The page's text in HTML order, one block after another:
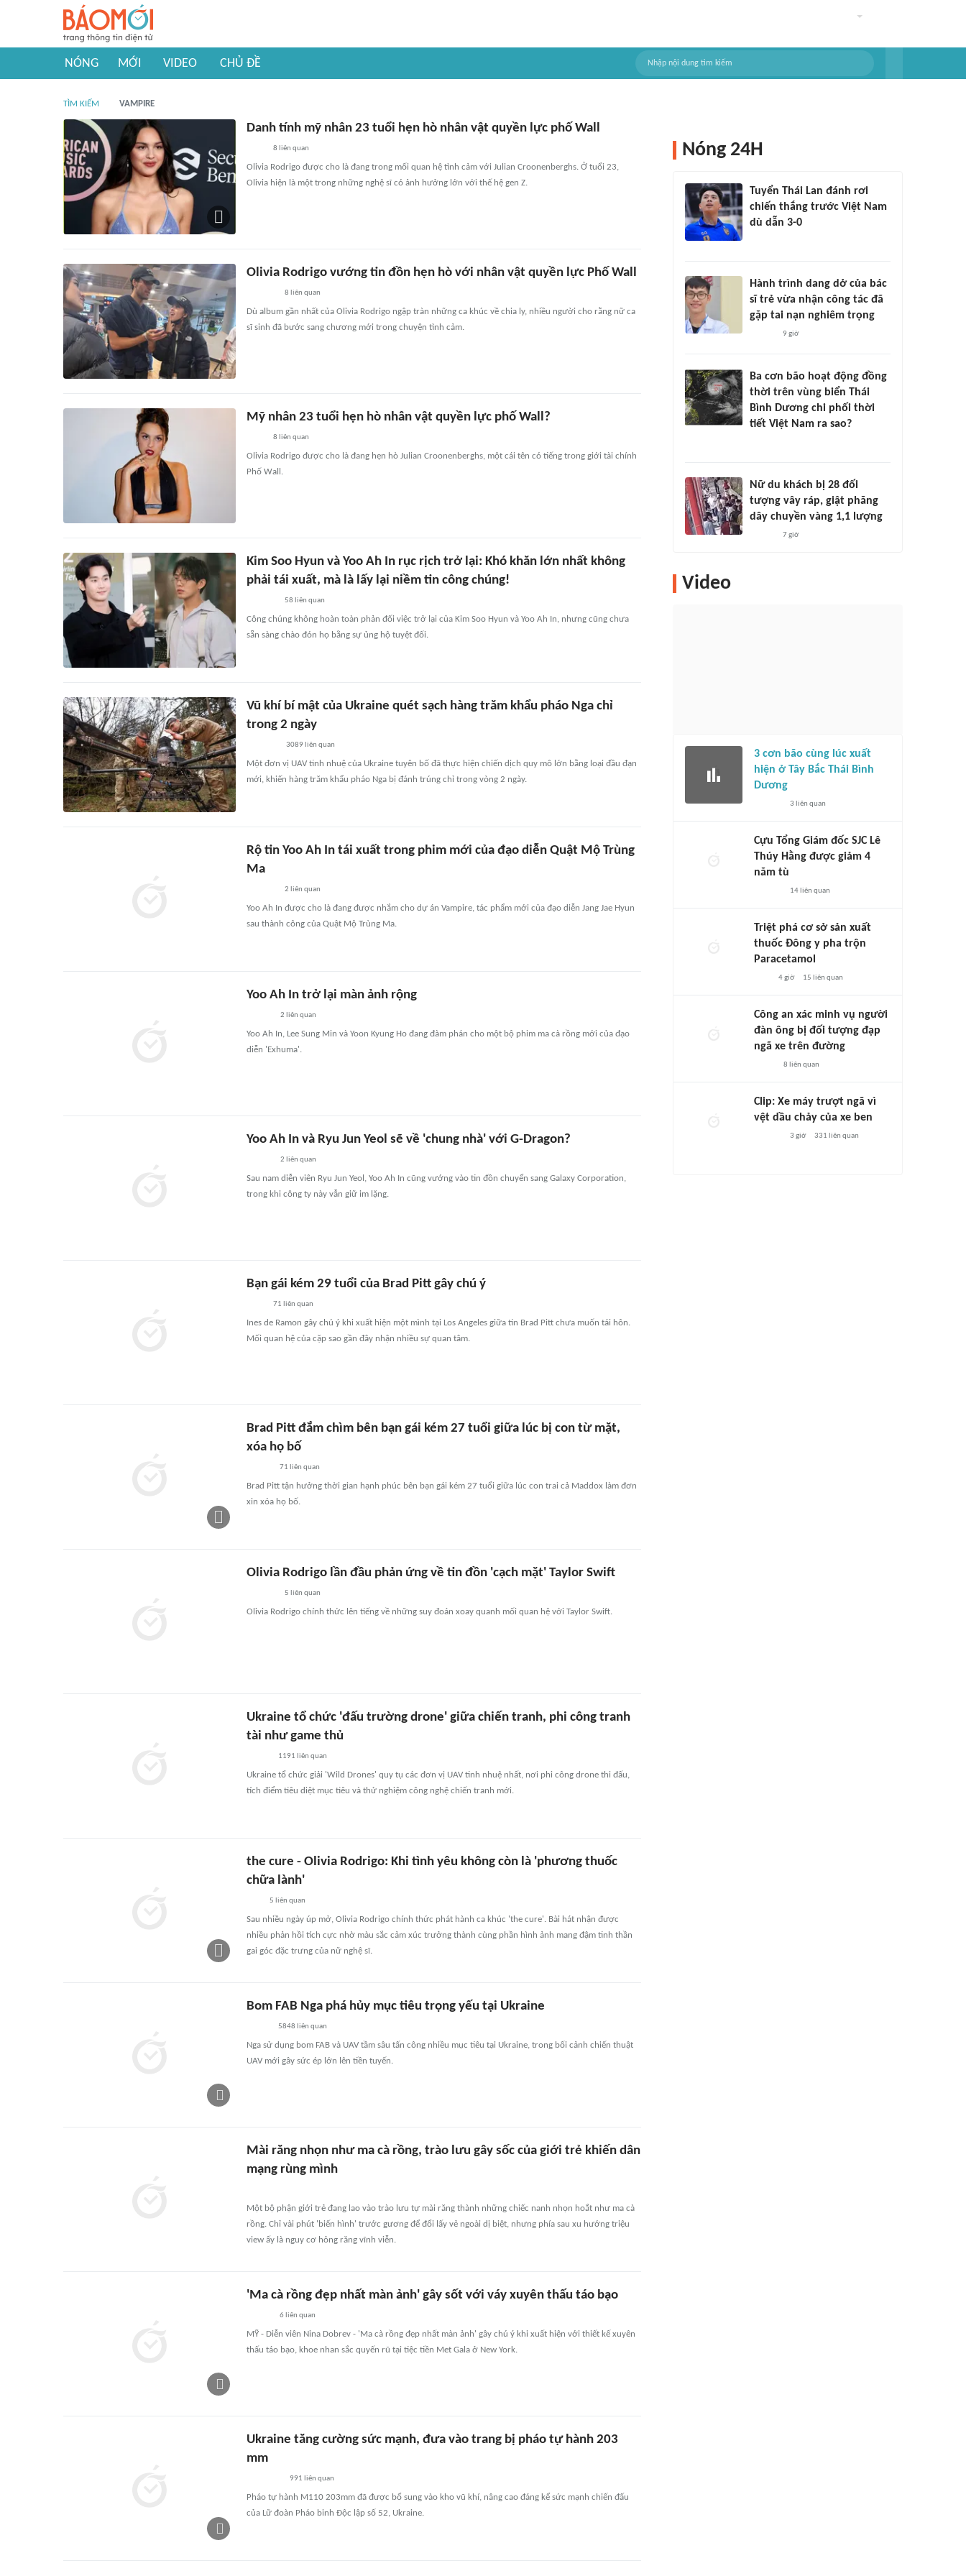
NÓNG MỚI VIDEO CHỦ ĐỀ
TÌM KIẾM VAMPIRE
Danh tính mỹ nhân 23 tuổi hẹn hò nhân vật quyền lực phố Wall
8 liên quan
Olivia Rodrigo được cho là đang trong mối quan hệ tình cảm với Julian Croonenberghs. Ở tuổi 23,
Olivia hiện là một trong những nghệ sĩ có ảnh hưởng lớn với thế hệ gen Z.
Olivia Rodrigo vướng tin đồn hẹn hò với nhân vật quyền lực Phố Wall
8 liên quan
Dù album gần nhất của Olivia Rodrigo ngập tràn những ca khúc về chia ly, nhiều người cho rằng nữ ca
sĩ sinh đã bước sang chương mới trong chuyện tình cảm.
Mỹ nhân 23 tuổi hẹn hò nhân vật quyền lực phố Wall?
8 liên quan
Olivia Rodrigo được cho là đang hẹn hò Julian Croonenberghs, một cái tên có tiếng trong giới tài chính
Phố Wall.
Kim Soo Hyun và Yoo Ah In rục rịch trở lại: Khó khăn lớn nhất không
phải tái xuất, mà là lấy lại niềm tin công chúng!
58 liên quan
Công chúng không hoàn toàn phản đối việc trở lại của Kim Soo Hyun và Yoo Ah In, nhưng cũng chưa
sẵn sàng chào đón họ bằng sự ủng hộ tuyệt đối.
Vũ khí bí mật của Ukraine quét sạch hàng trăm khẩu pháo Nga chỉ
trong 2 ngày
3089 liên quan
Một đơn vị UAV tinh nhuệ của Ukraine tuyên bố đã thực hiện chiến dịch quy mô lớn bằng loại đầu đạn
mới, khiến hàng trăm khẩu pháo Nga bị đánh trúng chỉ trong vòng 2 ngày.
Rộ tin Yoo Ah In tái xuất trong phim mới của đạo diễn Quật Mộ Trùng
Ma
2 liên quan
Yoo Ah In được cho là đang được nhắm cho dự án Vampire, tác phẩm mới của đạo diễn Jang Jae Hyun
sau thành công của Quật Mộ Trùng Ma.
Yoo Ah In trở lại màn ảnh rộng
2 liên quan
Yoo Ah In, Lee Sung Min và Yoon Kyung Ho đang đàm phán cho một bộ phim ma cà rồng mới của đạo
diễn 'Exhuma'.
Yoo Ah In và Ryu Jun Yeol sẽ về 'chung nhà' với G-Dragon?
2 liên quan
Sau nam diễn viên Ryu Jun Yeol, Yoo Ah In cũng vướng vào tin đồn chuyển sang Galaxy Corporation,
trong khi công ty này vẫn giữ im lặng.
Bạn gái kém 29 tuổi của Brad Pitt gây chú ý
71 liên quan
Ines de Ramon gây chú ý khi xuất hiện một mình tại Los Angeles giữa tin Brad Pitt chưa muốn tái hôn.
Mối quan hệ của cặp sao gần đây nhận nhiều sự quan tâm.
Brad Pitt đắm chìm bên bạn gái kém 27 tuổi giữa lúc bị con từ mặt,
xóa họ bố
71 liên quan
Brad Pitt tận hưởng thời gian hạnh phúc bên bạn gái kém 27 tuổi giữa lúc con trai cả Maddox làm đơn
xin xóa họ bố.
Olivia Rodrigo lần đầu phản ứng về tin đồn 'cạch mặt' Taylor Swift
5 liên quan
Olivia Rodrigo chính thức lên tiếng về những suy đoán xoay quanh mối quan hệ với Taylor Swift.
Ukraine tổ chức 'đấu trường drone' giữa chiến tranh, phi công tranh
tài như game thủ
1191 liên quan
Ukraine tổ chức giải 'Wild Drones' quy tụ các đơn vị UAV tinh nhuệ nhất, nơi phi công drone thi đấu,
tích điểm tiêu diệt mục tiêu và thử nghiệm công nghệ chiến tranh mới.
the cure - Olivia Rodrigo: Khi tình yêu không còn là 'phương thuốc
chữa lành'
5 liên quan
Sau nhiều ngày úp mở, Olivia Rodrigo chính thức phát hành ca khúc 'the cure'. Bài hát nhận được
nhiều phản hồi tích cực nhờ màu sắc cảm xúc trưởng thành cùng phần hình ảnh mang đậm tinh thần
gai góc đặc trưng của nữ nghệ sĩ.
Bom FAB Nga phá hủy mục tiêu trọng yếu tại Ukraine
5848 liên quan
Nga sử dụng bom FAB và UAV tầm sâu tấn công nhiều mục tiêu tại Ukraine, trong bối cảnh chiến thuật
UAV mới gây sức ép lớn lên tiền tuyến.
Mài răng nhọn như ma cà rồng, trào lưu gây sốc của giới trẻ khiến dân
mạng rùng mình
Một bộ phận giới trẻ đang lao vào trào lưu tự mài răng thành những chiếc nanh nhọn hoắt như ma cà
rồng. Chỉ vài phút 'biến hình' trước gương để đổi lấy vẻ ngoài dị biệt, nhưng phía sau xu hướng triệu
view ấy là nguy cơ hỏng răng vĩnh viễn.
'Ma cà rồng đẹp nhất màn ảnh' gây sốt với váy xuyên thấu táo bạo
6 liên quan
MỸ - Diễn viên Nina Dobrev - 'Ma cà rồng đẹp nhất màn ảnh' gây chú ý khi xuất hiện với thiết kế xuyên
thấu táo bạo, khoe nhan sắc quyến rũ tại tiệc tiền Met Gala ở New York.
Ukraine tăng cường sức mạnh, đưa vào trang bị pháo tự hành 203
mm
991 liên quan
Pháo tự hành M110 203mm đã được bổ sung vào kho vũ khí, nâng cao đáng kể sức mạnh chiến đấu
của Lữ đoàn Pháo binh Độc lập số 52, Ukraine.
Nóng 24H
Tuyển Thái Lan đánh rơi
chiến thắng trước Việt Nam
dù dẫn 3-0
Hành trình dang dở của bác
sĩ trẻ vừa nhận công tác đã
gặp tai nạn nghiêm trọng
9 giờ
Ba cơn bão hoạt động đồng
thời trên vùng biển Thái
Bình Dương chi phối thời
tiết Việt Nam ra sao?
Nữ du khách bị 28 đối
tượng vây ráp, giật phăng
dây chuyền vàng 1,1 lượng
7 giờ
Video
3 cơn bão cùng lúc xuất
hiện ở Tây Bắc Thái Bình
Dương
3 liên quan
Cựu Tổng Giám đốc SJC Lê
Thúy Hằng được giảm 4
năm tù
14 liên quan
Triệt phá cơ sở sản xuất
thuốc Đông y pha trộn
Paracetamol
4 giờ 15 liên quan
Công an xác minh vụ người
đàn ông bị đối tượng đạp
ngã xe trên đường
8 liên quan
Clip: Xe máy trượt ngã vì
vệt dầu chảy của xe ben
3 giờ 331 liên quan